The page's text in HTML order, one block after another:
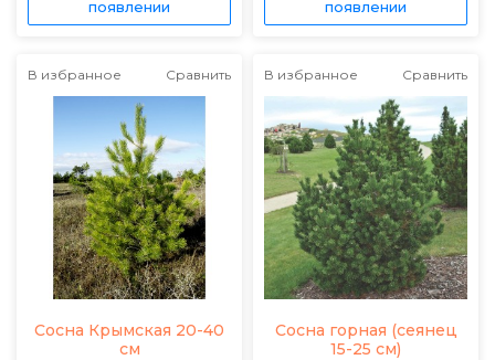
появлении
появлении
В избранное Сравнить
Сосна Крымская 20-40
см
В избранное Сравнить
Сосна горная (сеянец
15-25 см)